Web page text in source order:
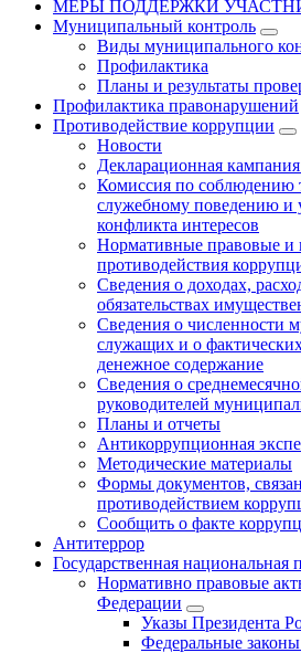
МЕРЫ ПОДДЕРЖКИ
Муниципальный контроль
Виды муниципального
Профилактика
Планы и результаты
Профилактика правонарушений
Противодействие коррупции
Новости
Декларационная
Комиссия по соблюдению
служебному поведению и
конфликта интересов
Нормативные правовые и
противодействия
Сведения о доходах,
обязательствах
Сведения о численности
служащих и о
денежное содержание
Сведения о
руководителей
Планы и отчеты
Антикоррупционная
Методические материалы
Формы документов,
противодействием
Сообщить о факте
Антитеррор
Государственная национальная
Нормативно правовые
Федерации
Указы Президента
Федеральные